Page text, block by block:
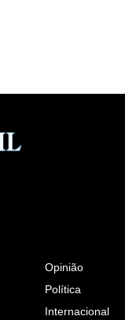
Opinião
Política
Internacional